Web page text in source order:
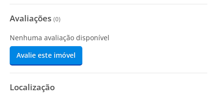
Avaliações (0)
Nenhuma avaliação disponível
Avalie este imóvel
Localização